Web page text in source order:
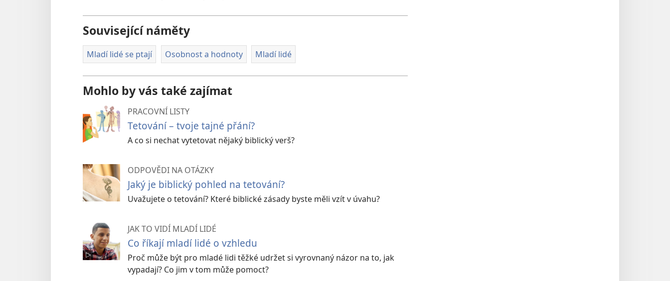
Související náměty
Mladí lidé se ptají Osobnost a hodnoty Mladí lidé
Mohlo by vás také zajímat
PRACOVNÍ LISTY
Tetování – tvoje tajné přání?
A co si nechat vytetovat nějaký biblický verš?
ODPOVĚDI NA OTÁZKY
Jaký je biblický pohled na tetování?
Uvažujete o tetování? Které biblické zásady byste měli vzít v úvahu?
JAK TO VIDÍ MLADÍ LIDÉ
Co říkají mladí lidé o vzhledu
Proč může být pro mladé lidi těžké udržet si vyrovnaný názor na to, jak
vypadají? Co jim v tom může pomoct?